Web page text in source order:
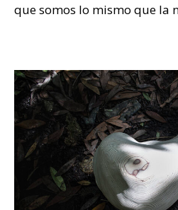
que somos lo mismo que la